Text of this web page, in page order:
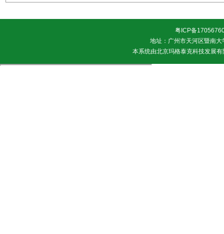
粤ICP备
地址：广州市天河区暨南
本系统由北京玛格泰克科技发展有